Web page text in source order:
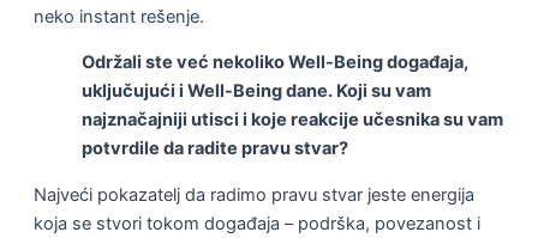
neko instant rešenje.
Održali ste već nekoliko Well-Being događaja,
uključujući i Well-Being dane. Koji su vam
najznačajniji utisci i koje reakcije učesnika su vam
potvrdile da radite pravu stvar?
Najveći pokazatelj da radimo pravu stvar jeste energija
koja se stvori tokom događaja – podrška, povezanost i